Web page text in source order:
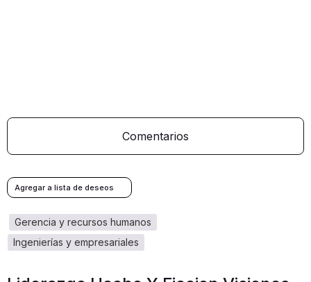
Comentarios
ingenierías y empresariales
gerencia y recursos humanos